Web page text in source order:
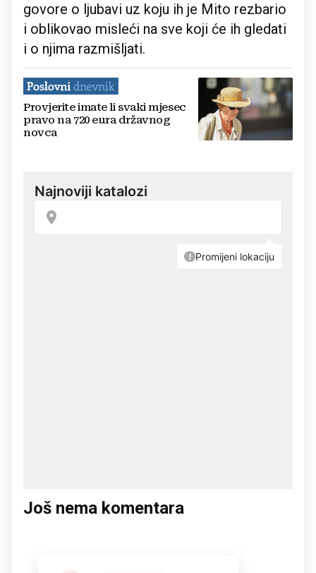
govore o ljubavi uz koju ih je Mito rezbario
i oblikovao misleći na sve koji će ih gledati
i o njima razmišljati.
Provjerite imate li svaki mjesec
pravo na 720 eura državnog
novca
Još nema komentara